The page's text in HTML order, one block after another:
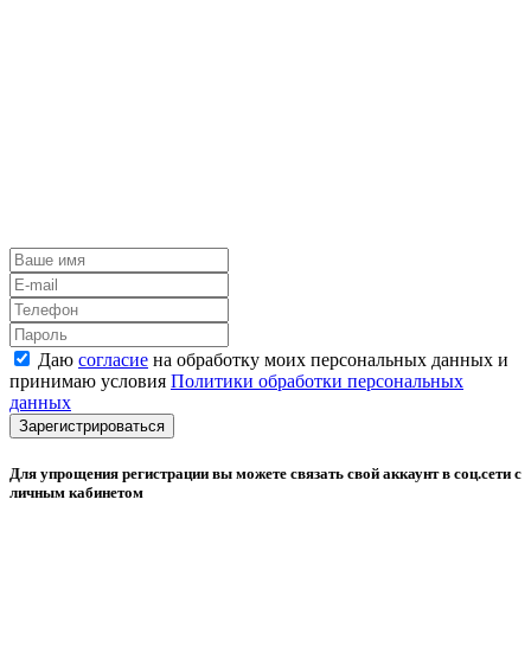
Даю согласие на обработку моих персональных данных и
принимаю условия Политики обработки персональных
данных
Зарегистрироваться
Для упрощения регистрации вы можете связать свой аккаунт в соц.сети с
личным кабинетом